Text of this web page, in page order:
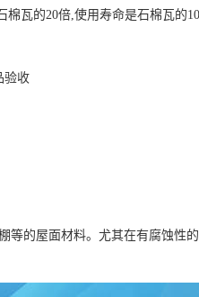
瓦的20倍,使用寿命是石棉瓦的10
收
等的屋面材料。尤其在有腐蚀性